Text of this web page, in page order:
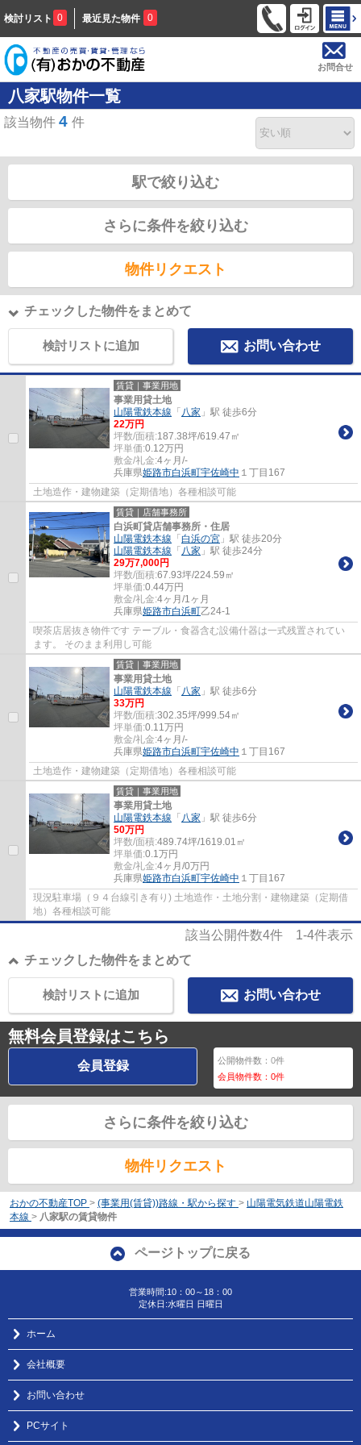
検討リスト 0 最近見た物件 0
お問合せ
八家駅物件一覧
該当物件 4 件
駅で絞り込む
さらに条件を絞り込む
物件リクエスト
チェックした物件をまとめて
検討リストに追加 お問い合わせ
賃貸｜事業用地
事業用貸土地
山陽電鉄本線 「 八家 」駅 徒歩6分
22万円
坪数/面積:187.38坪/619.47㎡
坪単価:0.12万円
敷金/礼金:4ヶ月/-
兵庫県姫路市白浜町宇佐崎中 １丁目167
土地造作・建物建築（定期借地）各種相談可能
賃貸｜店舗事務所
白浜町貸店舗事務所・住居
山陽電鉄本線 「白浜の宮 」駅 徒歩20分
山陽電鉄本線 「 八家 」駅 徒歩24分
29万7,000円
坪数/面積:67.93坪/224.59㎡
坪単価:0.44万円
敷金/礼金:4ヶ月/1ヶ月
兵庫県姫路市白浜町乙24-1
喫茶店居抜き物件です テーブル・食器含む設備什器は一式残置されてい
ます。 そのまま利用し可能
賃貸｜事業用地
事業用貸土地
山陽電鉄本線 「 八家 」駅 徒歩6分
33万円
坪数/面積:302.35坪/999.54㎡
坪単価:0.11 万円
敷金/礼金:4ヶ月/-
兵庫県姫路市白浜町宇佐崎中 １丁目167
土地造作・建物建築（定期借地）各種相談可能
賃貸｜事業用地
事業用貸土地
山陽電鉄本線 「 八家 」駅 徒歩6分
50万円
坪数/面積:489.74坪/1619.01㎡
坪単価:0.1 万円
敷金/礼金:4ヶ月/0万円
兵庫県姫路市白浜町宇佐崎中 １丁目167
現況駐車場（９４台線引き有り) 土地造作・土地分割・建物建築（定期借
地）各種相談可能
該当公開件数4件 1-4件表示
チェックした物件をまとめて
お問い合わせ
検討リストに追加
無料会員登録はこちら
会員登録 公開物件数：0件
会員物件数：0件
さらに条件を絞り込む
物件リクエスト
おかの不動産TOP > (事業用(賃貸))路線・駅から探す > 山陽電気鉄道山陽電鉄
本線 > 八家駅の賃貸物件
ページトップに戻る
営業時間:10：00～18：00
定休日:水曜日 日曜日
ホーム
会社概要
お問い合わせ
PCサイト